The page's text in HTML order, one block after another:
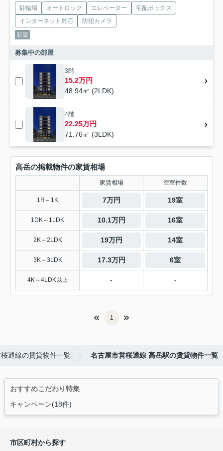
駐輪場 オートロック エレベーター
宅配ボックス
インターネット対応
防犯カメラ
新築
募集中の部屋
3階
15.2万円
48.94㎡ (2LDK)
4階
22.25万円
71.76㎡ (3LDK)
高岳の掲載物件の家賃相場
家賃相場 空室件数
1R～1K 7万円 19室
1DK～1LDK 10.1万円 16室
2K～2LDK 19万円 14室
3K～3LDK 17.3万円 6室
4K～4LDK以上 - -
1
通線の賃貸物件一覧 名古屋市営桜通線 高岳駅の賃貸物件一覧
おすすめこだわり特集
キャンペーン(18件)
市区町村から探す